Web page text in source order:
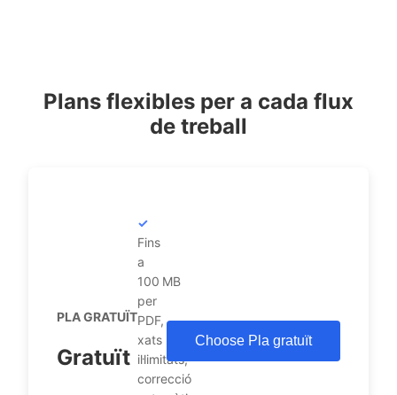
Plans flexibles per a cada flux
de treball
PLA GRATUÏT
Gratuït
Fins
a
100 MB
per
PDF,
xats
il·limitats,
correcció
Choose Pla gratuït